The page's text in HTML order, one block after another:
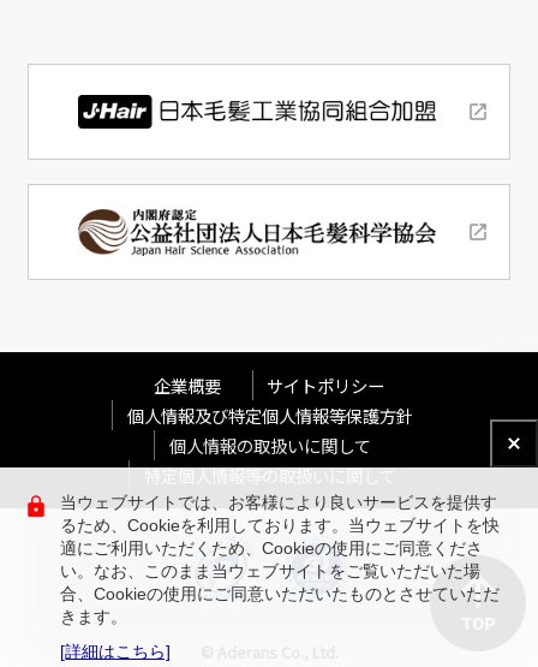
企業概要
サイトポリシー
個人情報及び特定個人情報等保護方針
個人情報の取扱いに関して
特定個人情報等の取扱いに関して
当ウェブサイトでは、お客様により良いサービスを提供す
るため、Cookieを利用しております。当ウェブサイトを快
適にご利用いただくため、Cookieの使用にご同意くださ
い。なお、このまま当ウェブサイトをご覧いただいた場
合、Cookieの使用にご同意いただいたものとさせていただ
きます。
[詳細はこちら]